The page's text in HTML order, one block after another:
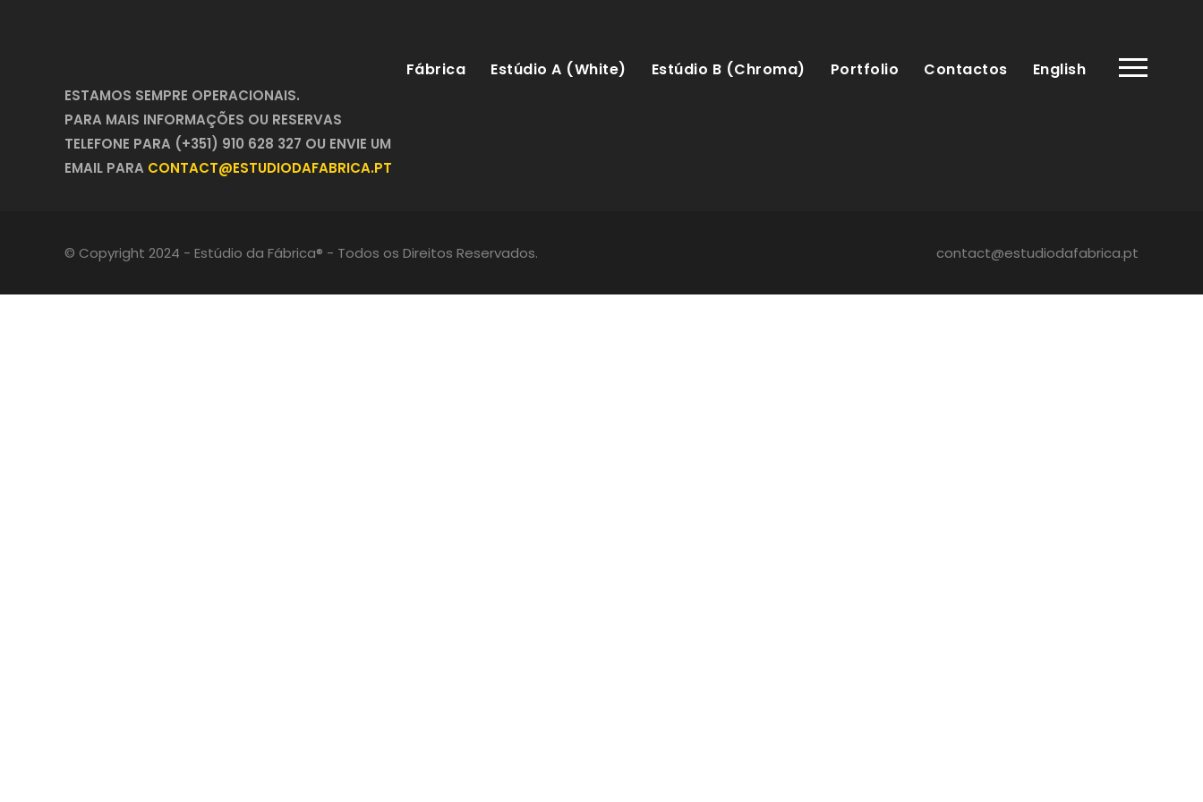
Fábrica Estúdio A (White) Estúdio B (Chroma) Portfolio Contactos English
ESTAMOS SEMPRE OPERACIONAIS.
PARA MAIS INFORMAÇÕES OU RESERVAS
TELEFONE PARA (+351) 910 628 327 OU ENVIE UM
EMAIL PARA CONTACT@ESTUDIODAFABRICA.PT
© Copyright 2024 - Estúdio da Fábrica® - Todos os Direitos Reservados. contact@estudiodafabrica.pt